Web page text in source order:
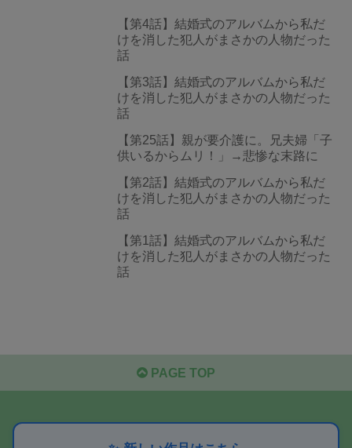
【第4話】結婚式のアルバムから私だ
けを消した犯人がまさかの人物だった
話
【第3話】結婚式のアルバムから私だ
けを消した犯人がまさかの人物だった
話
【第25話】親が要介護に。兄夫婦「子
供いるからムリ！」→悲惨な末路に
【第2話】結婚式のアルバムから私だ
けを消した犯人がまさかの人物だった
話
【第1話】結婚式のアルバムから私だ
けを消した犯人がまさかの人物だった
話
PAGE TOP